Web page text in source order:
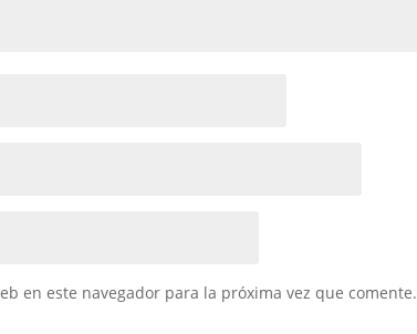
en este navegador para la próxima vez que comente.